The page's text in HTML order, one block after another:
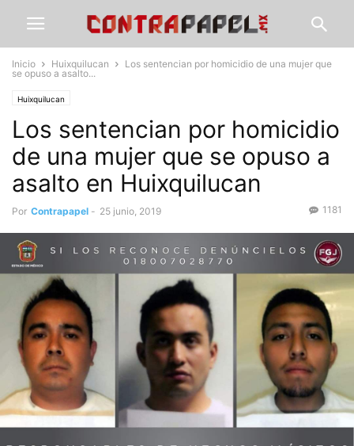
Inicio Huixquilucan
Los sentencian por homicidio de una mujer que
se opuso a asalto...
Huixquilucan
Los sentencian por homicidio
de una mujer que se opuso a
asalto en Huixquilucan
Por Contrapapel - 25 junio, 2019 1181